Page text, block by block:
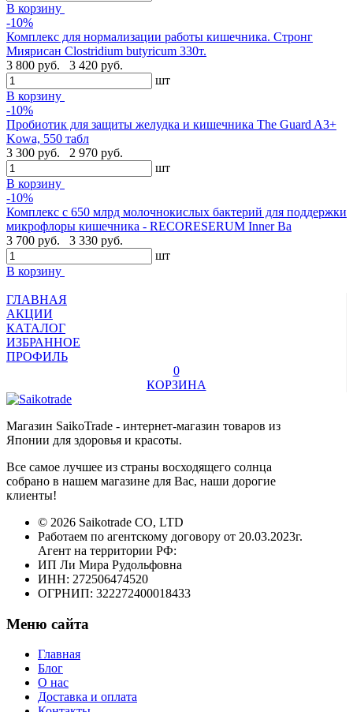
В корзину
-10%
Комплекс для нормализации работы кишечника. Стронг
Миярисан Clostridium butyricum 330т.
3 800 руб.
3 420 руб.
шт
В корзину
-10%
Пробиотик для защиты желудка и кишечника The Guard A3+
Kowa, 550 табл
3 300 руб.
2 970 руб.
шт
В корзину
-10%
Комплекс с 650 млрд молочнокислых бактерий для поддержки
микрофлоры кишечника - RECORESERUM Inner Ba
3 700 руб.
3 330 руб.
шт
В корзину
ГЛАВНАЯ
АКЦИИ
КАТАЛОГ
ИЗБРАННОЕ
ПРОФИЛЬ
0
КОРЗИНА
Магазин SaikoTrade - интернет-магазин товаров из
Японии для здоровья и красоты.
Все самое лучшее из страны восходящего солнца
собрано в нашем магазине для Вас, наши дорогие
клиенты!
© 2026 Saikotrade CO, LTD
Работаем по агентскому договору от 20.03.2023г.
Агент на территории РФ:
ИП Ли Мира Рудольфовна
ИНН: 272506474520
ОГРНИП: 322272400018433
Меню сайта
Главная
Блог
О нас
Доставка и оплата